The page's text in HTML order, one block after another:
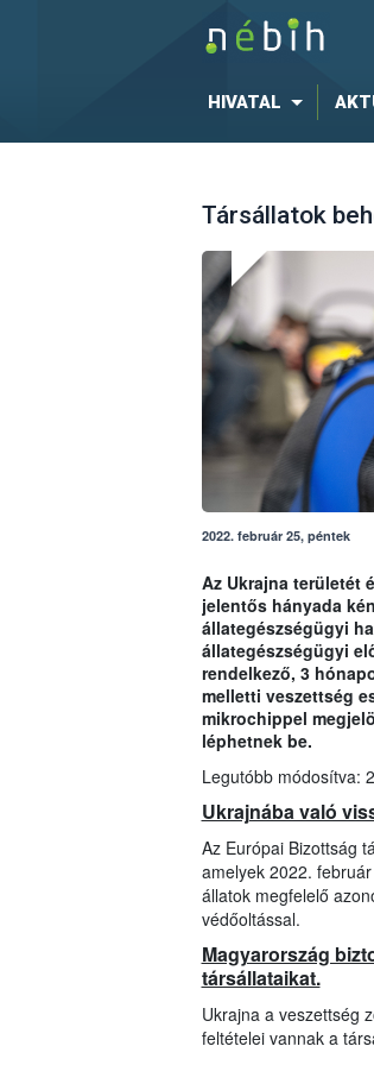
HIVATAL
Társállatok
2022. február 25, péntek
Az Ukrajna területét
jelentős hányada
állategészségügyi
állategészségügyi
rendelkező, 3
melletti veszettség
mikrochippel
léphetnek be.
Legutóbb módosítva:
Ukrajnába való
Az Európai Bizottság
amelyek 2022.
állatok megfelelő
védőoltással.
Magyarország
társállataikat.
Ukrajna a veszettség
feltételei vannak a